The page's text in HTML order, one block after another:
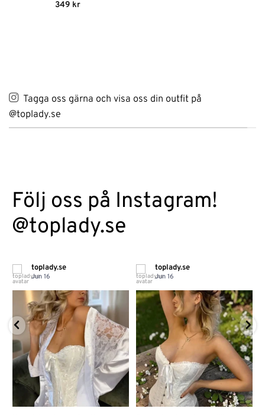
Betygsatt
349 kr
Tagga oss gärna och visa oss din outfit på
@toplady.se
Följ oss på Instagram!
@toplady.se
toplady.se
Jun 16
toplady.se
Jun 16